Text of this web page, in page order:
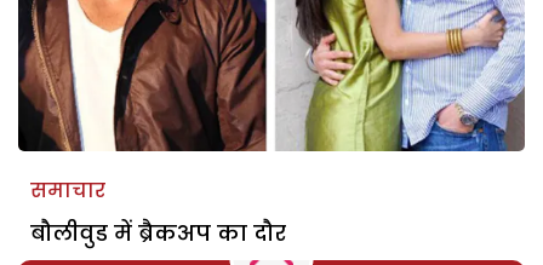
समाचार
बौलीवुड में ब्रैकअप का दौर